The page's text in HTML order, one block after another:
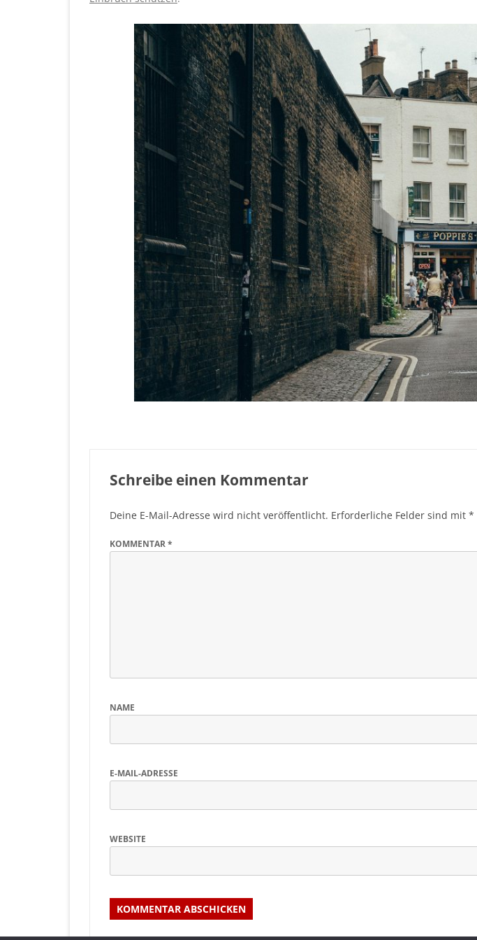
TOTMANNSCHALTER
DOC-DEFIBRILLATOR
Schreibe einen Kommentar
Deine E-Mail-Adresse wird nicht veröffentlicht. Erforderliche Felder sind mit *
KOMMENTAR*
NAME
E-MAIL-ADRESSE
WEBSITE